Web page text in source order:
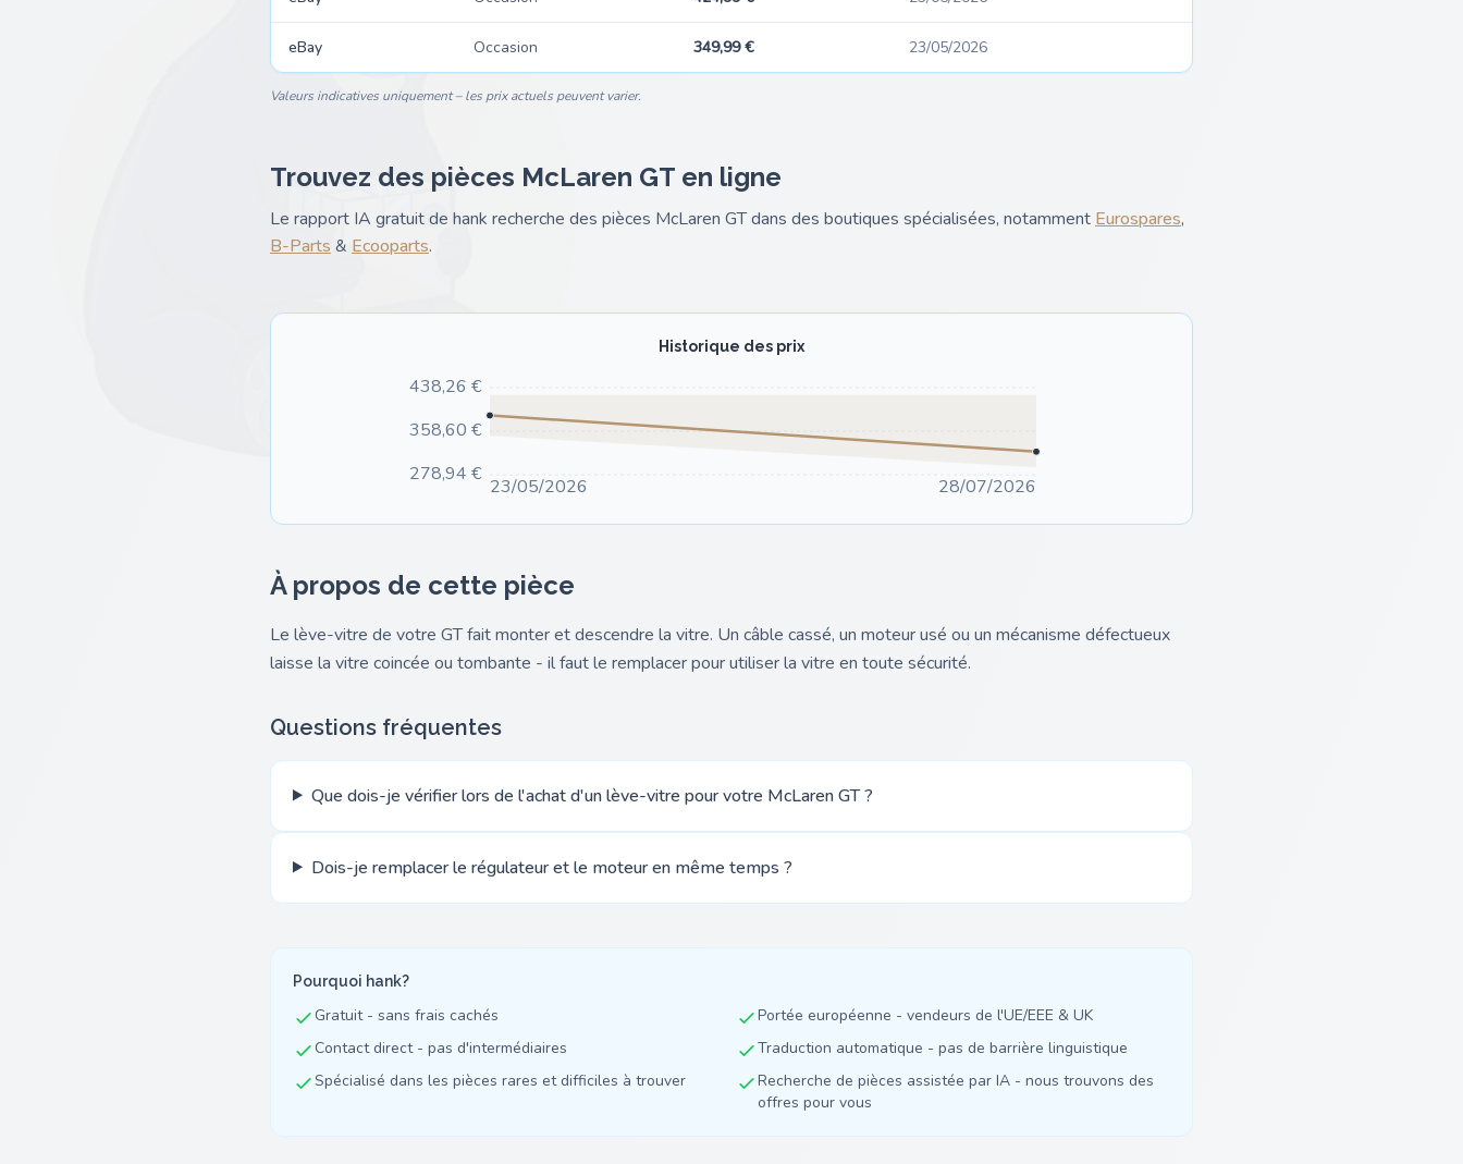
eBay Occasion 349,99 € 23/05/2026
Valeurs indicatives uniquement – les prix actuels peuvent varier.
Trouvez des pièces McLaren GT en ligne
Le rapport IA gratuit de hank recherche des pièces McLaren GT dans des boutiques spécialisées, notamment Eurospares,
B-Parts & Ecooparts.
Historique des prix
278,94 €
358,60 €
438,26 €
23/05/2026 28/07/2026
À propos de cette pièce
Le lève-vitre de votre GT fait monter et descendre la vitre. Un câble cassé, un moteur usé ou un mécanisme défectueux
laisse la vitre coincée ou tombante - il faut le remplacer pour utiliser la vitre en toute sécurité.
Questions fréquentes
Que dois-je vérifier lors de l'achat d'un lève-vitre pour votre McLaren GT ?
Dois-je remplacer le régulateur et le moteur en même temps ?
Pourquoi hank?
Gratuit - sans frais cachés
Portée européenne - vendeurs de l'UE/EEE & UK
Contact direct - pas d'intermédiaires
Traduction automatique - pas de barrière linguistique
Spécialisé dans les pièces rares et difficiles à trouver
Recherche de pièces assistée par IA - nous trouvons des
offres pour vous